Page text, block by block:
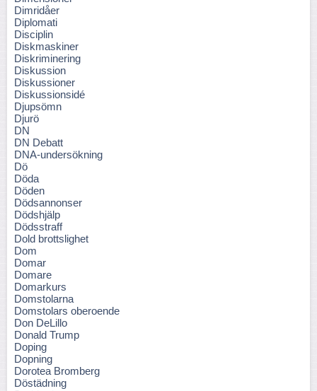
Dimridåer
Diplomati
Disciplin
Diskmaskiner
Diskriminering
Diskussion
Diskussioner
Diskussionsidé
Djupsömn
Djurö
DN
DN Debatt
DNA-undersökning
Dö
Döda
Döden
Dödsannonser
Dödshjälp
Dödsstraff
Dold brottslighet
Dom
Domar
Domare
Domarkurs
Domstolarna
Domstolars oberoende
Don DeLillo
Donald Trump
Doping
Dopning
Dorotea Bromberg
Döstädning